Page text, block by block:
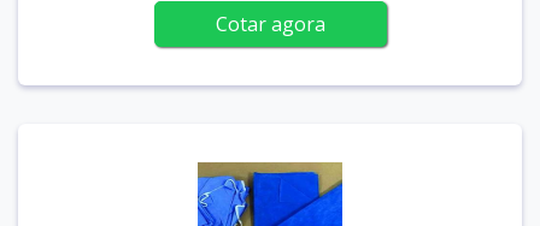
Cotar agora